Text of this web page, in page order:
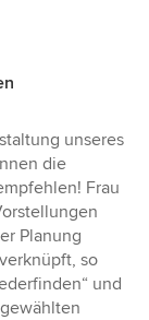
unseres
die
Frau
Planung
so
und